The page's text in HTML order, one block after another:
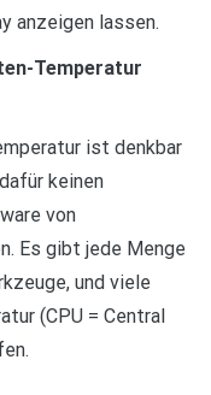
anzeigen lassen.
Temperatur
ist denkbar
keinen
von
Es gibt jede Menge
und viele
(CPU = Central